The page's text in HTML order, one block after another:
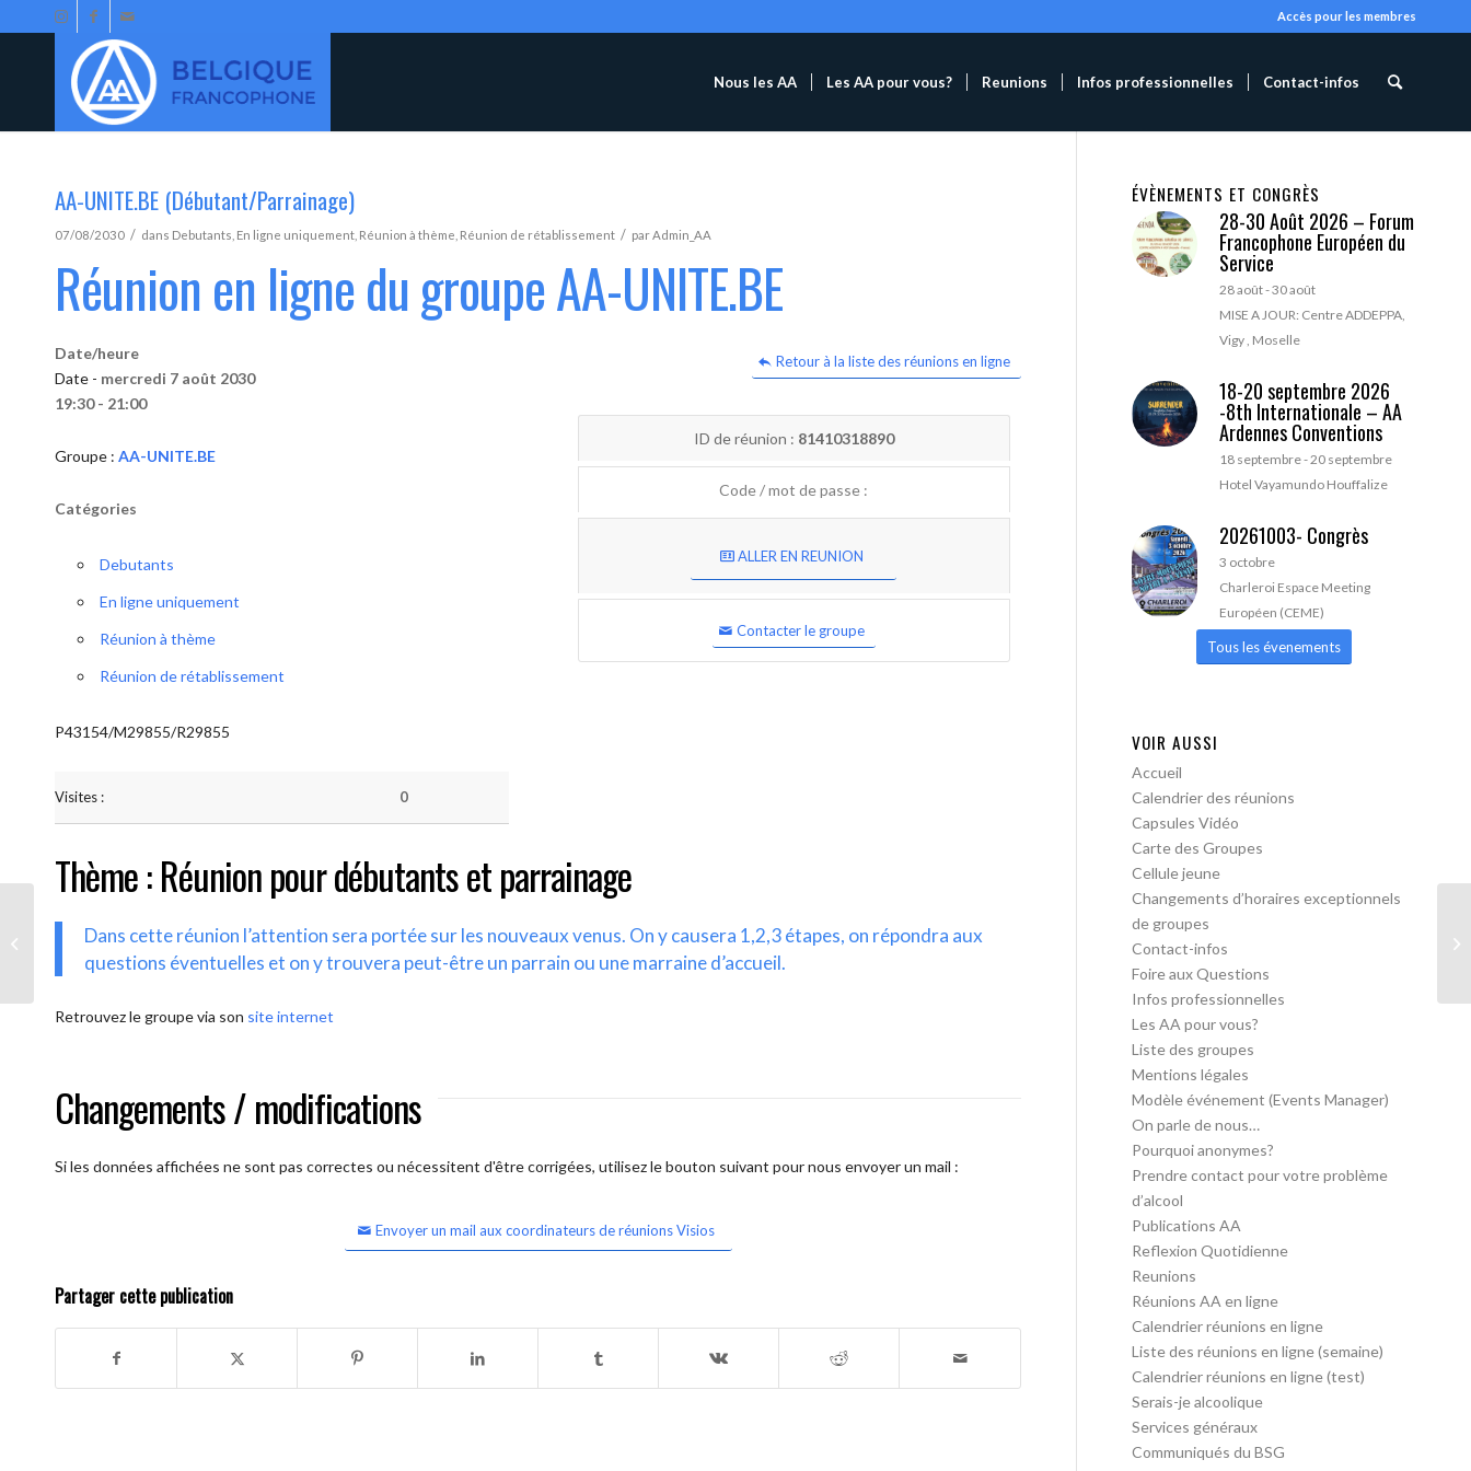
Accès pour les membres
Nous les AA Les AA pour vous? Reunions Infos professionnelles Contact-infos
AA-UNITE.BE (Débutant/Parrainage)
07/08/2030 / dans Debutants En ligne uniquement Réunion à thème Réunion de rétablissement / parAdmin_AA
Réunion en ligne du groupe AA-UNITE.BE
Retour à la liste des réunions en ligne
Date/heure
Date - mercredi 7 août 2030
19:30 - 21:00
Groupe : AA-UNITE.BE
Catégories
Debutants
En ligne uniquement
Réunion à thème
Réunion de rétablissement
P43154/M29855/R29855
Visites : 0
ID de réunion : 81410318890
Code / mot de passe :
ALLER EN REUNION
Contacter le groupe
Thème : Réunion pour débutants et parrainage
Dans cette réunion l’attention sera portée sur les nouveaux venus. On y causera 1,2,3 étapes, on répondra aux
questions éventuelles et on y trouvera peut-être un parrain ou une marraine d’accueil.
Retrouvez le groupe via son site internet
Changements / modifications
Si les données affichées ne sont pas correctes ou nécessitent d'être corrigées, utilisez le bouton suivant pour nous envoyer un mail :
Envoyer un mail aux coordinateurs de réunions Visios
Partager cette publication
ÉVÈNEMENTS ET CONGRÈS
28-30 Août 2026 – Forum
Francophone Européen du
Service
28 août-30 août
MISE A JOUR: Centre ADDEPPA,
Vigy , Moselle
18-20 septembre 2026
-8th Internationale – AA
Ardennes Conventions
18 septembre-20 septembre
Hotel Vayamundo Houffalize
20261003- Congrès
3 octobre
Charleroi Espace Meeting
Européen (CEME)
Tous les évenements
VOIR AUSSI
Accueil
Calendrier des réunions
Capsules Vidéo
Carte des Groupes
Cellule jeune
Changements d’horaires exceptionnels
de groupes
Contact-infos
Foire aux Questions
Infos professionnelles
Les AA pour vous?
Liste des groupes
Mentions légales
Modèle événement (Events Manager)
On parle de nous…
Pourquoi anonymes?
Prendre contact pour votre problème
d’alcool
Publications AA
Reflexion Quotidienne
Reunions
Réunions AA en ligne
Calendrier réunions en ligne
Liste des réunions en ligne (semaine)
Calendrier réunions en ligne (test)
Serais-je alcoolique
Services généraux
Communiqués du BSG
AA-UNITE.BE (Débutant/Parrainage)